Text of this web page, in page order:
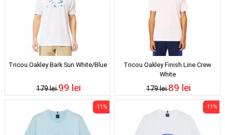
Tricou Oakley Bark Sun White/Blue
179 lei99 lei
Tricou Oakley Finish Line Crew
White
179 lei89 lei
-11% -11%